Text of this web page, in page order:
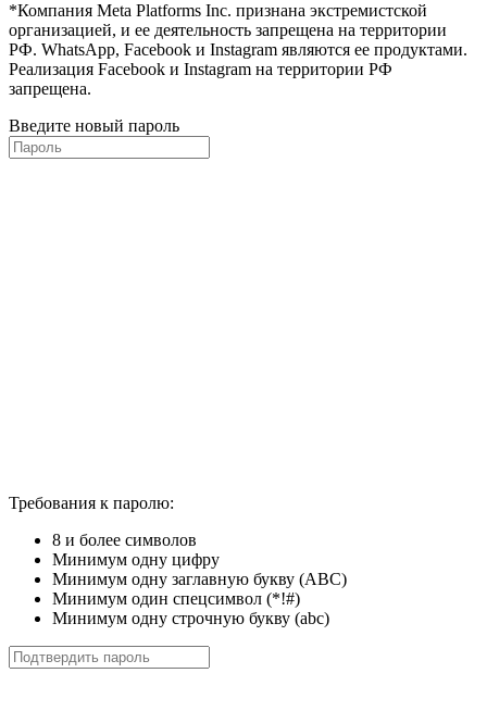
*Компания Meta Platforms Inc. признана экстремистской
организацией, и ее деятельность запрещена на территории
РФ. WhatsApp, Facebook и Instagram являются ее продуктами.
Реализация Facebook и Instagram на территории РФ
запрещена.
Введите новый пароль
Требования к паролю:
8 и более символов
Минимум одну цифру
Минимум одну заглавную букву (ABC)
Минимум один спецсимвол (*!#)
Минимум одну строчную букву (abc)